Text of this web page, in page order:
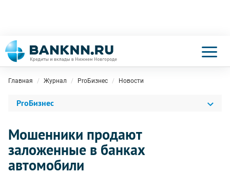
Главная Журнал ProБизнес Новости
ProБизнес
Мошенники продают
заложенные в банках
автомобили